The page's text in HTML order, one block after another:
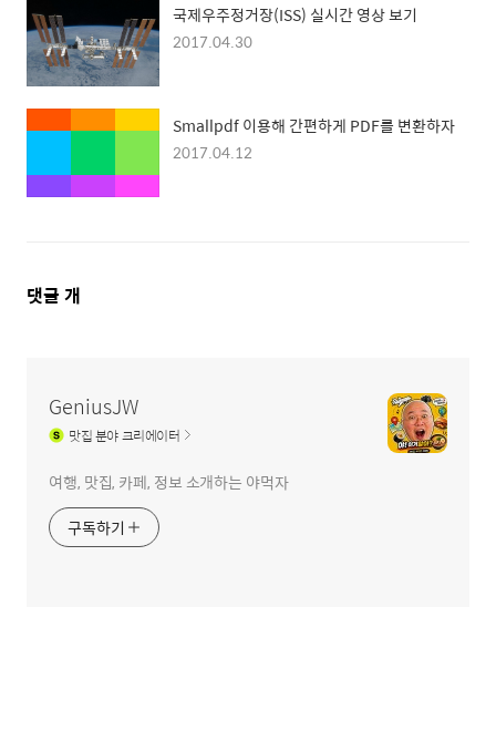
국제우주정거장(ISS) 실시간 영상 보기
2017.04.30
Smallpdf 이용해 간편하게 PDF를 변환하자
2017.04.12
댓
댓글 개
GeniusJW
맛집분야 크리에이터
여행, 맛집, 카페, 정보 소개하는 야먹자
구독하기